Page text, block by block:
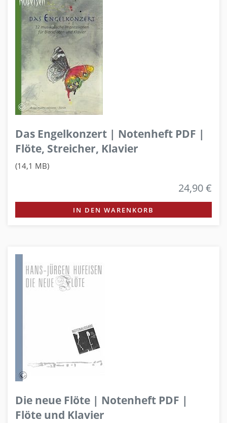
Das Engelkonzert | Notenheft PDF |
Flöte, Streicher, Klavier
(14,1 MB)
24,90 €
IN DEN WARENKORB
Die neue Flöte | Notenheft PDF |
Flöte und Klavier